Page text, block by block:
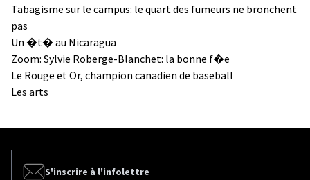
Tabagisme sur le campus: le quart des fumeurs ne bronchent
pas
Un �t� au Nicaragua
Zoom: Sylvie Roberge-Blanchet: la bonne f�e
Le Rouge et Or, champion canadien de baseball
Les arts
S'inscrire à l'infolettre